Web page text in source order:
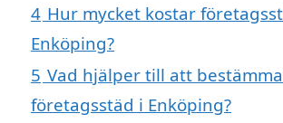
4 Hur mycket kostar
Enköping?
5 Vad hjälper till att
företagsstäd i Enköping?